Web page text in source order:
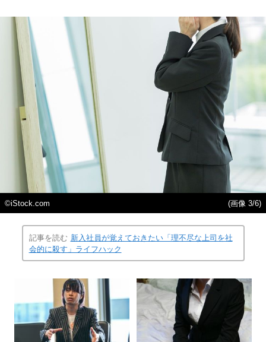
©iStock.com (画像 3/6)
記事を読む 新入社員が覚えておきたい「理不尽な上司を社
会的に殺す」ライフハック